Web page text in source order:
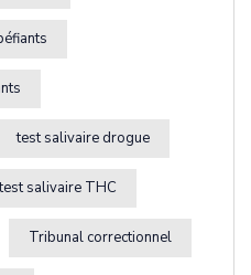
test salivaire drogue
test salivaire THC
Tribunal correctionnel